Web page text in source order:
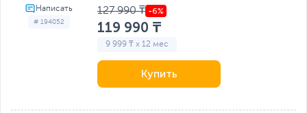
# 194052
127 990 ₸
119 990 ₸
9 999 ₸ x 12 мес
Купить